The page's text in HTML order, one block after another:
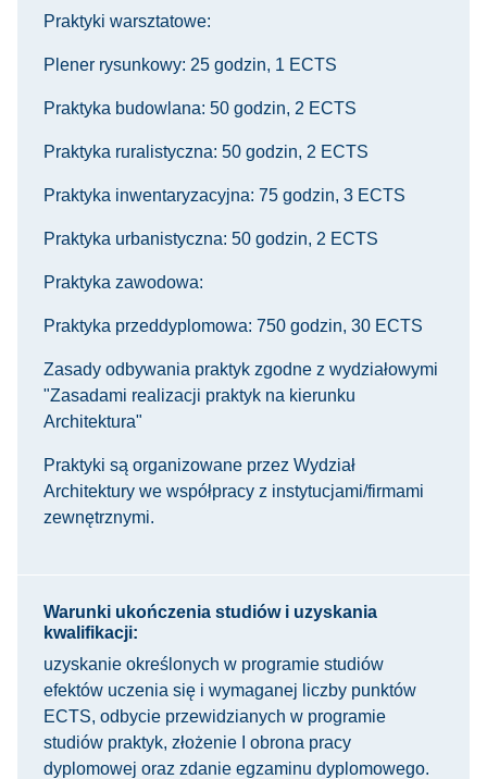
Praktyki warsztatowe:
Plener rysunkowy: 25 godzin, 1 ECTS
Praktyka budowlana: 50 godzin, 2 ECTS
Praktyka ruralistyczna: 50 godzin, 2 ECTS
Praktyka inwentaryzacyjna: 75 godzin, 3 ECTS
Praktyka urbanistyczna: 50 godzin, 2 ECTS
Praktyka zawodowa:
Praktyka przeddyplomowa: 750 godzin, 30 ECTS
Zasady odbywania praktyk zgodne z wydziałowymi
"Zasadami realizacji praktyk na kierunku
Architektura"
Praktyki są organizowane przez Wydział
Architektury we współpracy z instytu­cjami/firmami
zewnętrznymi.
Warunki ukończenia studiów i uzyskania
kwalifikacji:
uzyskanie określonych w programie studiów
efektów uczenia się i wymaganej liczby punktów
ECTS, odbycie przewidzianych w programie
studiów praktyk, złożenie I obrona pracy
dyplomowej oraz zdanie egzaminu dyplomowego.